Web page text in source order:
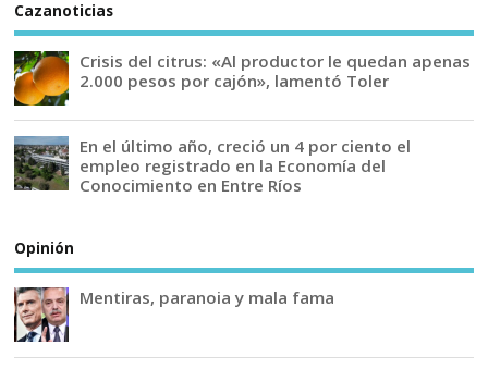
Cazanoticias
Crisis del citrus: «Al productor le quedan apenas
2.000 pesos por cajón», lamentó Toler
En el último año, creció un 4 por ciento el
empleo registrado en la Economía del
Conocimiento en Entre Ríos
Opinión
Mentiras, paranoia y mala fama